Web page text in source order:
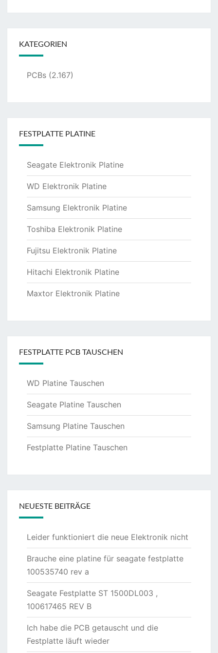
KATEGORIEN
PCBs (2.167)
FESTPLATTE PLATINE
Seagate Elektronik Platine
WD Elektronik Platine
Samsung Elektronik Platine
Toshiba Elektronik Platine
Fujitsu Elektronik Platine
Hitachi Elektronik Platine
Maxtor Elektronik Platine
FESTPLATTE PCB TAUSCHEN
WD Platine Tauschen
Seagate Platine Tauschen
Samsung Platine Tauschen
Festplatte Platine Tauschen
NEUESTE BEITRÄGE
Leider funktioniert die neue Elektronik nicht
Brauche eine platine für seagate festplatte
100535740 rev a
Seagate Festplatte ST 1500DL003 ,
100617465 REV B
Ich habe die PCB getauscht und die
Festplatte läuft wieder